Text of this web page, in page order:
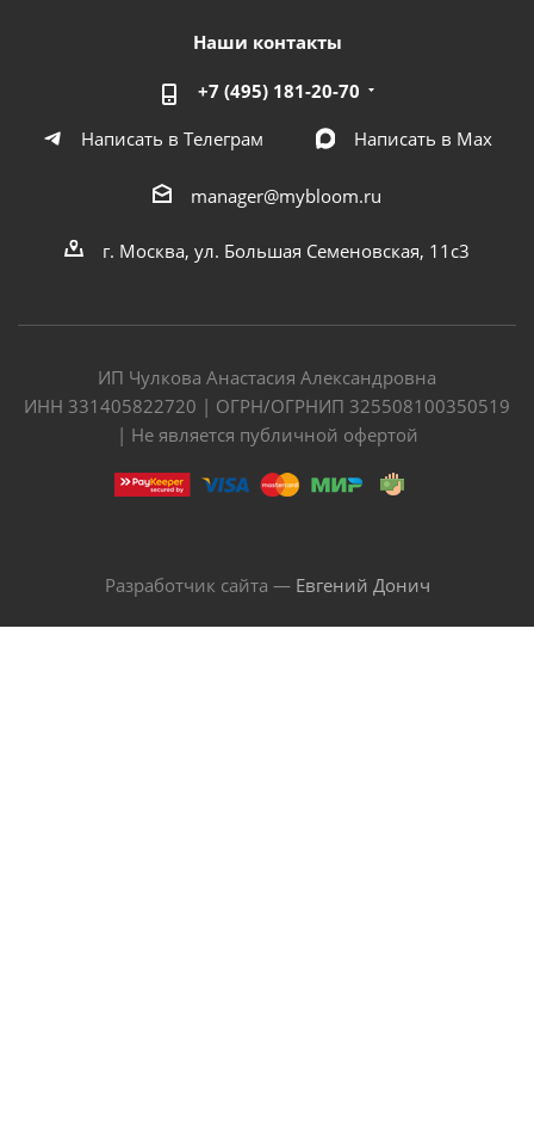
Наши контакты
+7 (495) 181-20-70
Написать в Телеграм
Написать в Мах
manager@mybloom.ru
г. Москва, ул. Большая Семеновская, 11с3
ИП Чулкова Анастасия Александровна
ИНН 331405822720 | ОГРН/ОГРНИП 325508100350519
| Не является публичной офертой
Разработчик сайта — Евгений Донич